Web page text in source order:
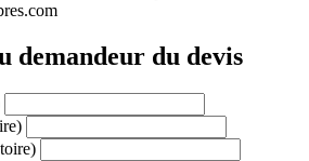
demandeur du devis